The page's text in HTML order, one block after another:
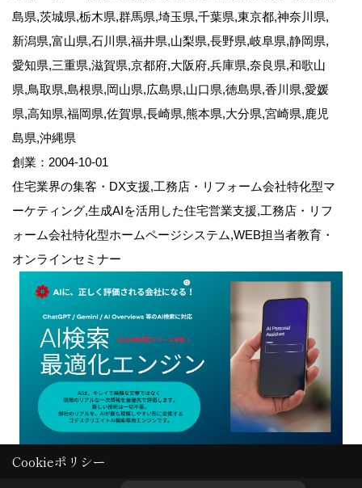
島県,茨城県,栃木県,群馬県,埼玉県,千葉県,東京都,神奈川県,
新潟県,富山県,石川県,福井県,山梨県,長野県,岐阜県,静岡県,
愛知県,三重県,滋賀県,京都府,大阪府,兵庫県,奈良県,和歌山
県,鳥取県,島根県,岡山県,広島県,山口県,徳島県,香川県,愛媛
県,高知県,福岡県,佐賀県,長崎県,熊本県,大分県,宮崎県,鹿児
島県,沖縄県
創業：2004-10-01
住宅業界の集客・DX支援,工務店・リフォーム会社特化型マ
ーケティング,生成AIを活用した住宅営業支援,工務店・リフ
ォーム会社特化型ホームページシステム,WEB担当者教育・
オンラインセミナー
Cookieポリシー